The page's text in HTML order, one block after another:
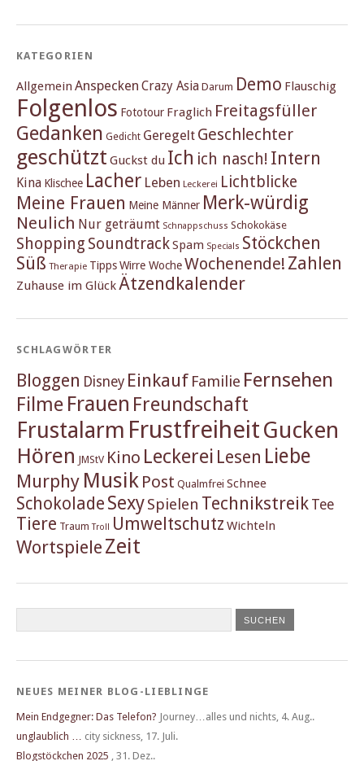
KATEGORIEN
Allgemein Anspecken Crazy Asia Darum Demo Flauschig
Folgenlos Fototour Fraglich Freitagsfüller
Gedanken Gedicht Geregelt Geschlechter
geschützt Guckst du Ich ich nasch! Intern
Kina Klischee Lacher Leben Leckerei Lichtblicke
Meine Frauen Meine Männer Merk-würdig
Neulich Nur geträumt Schnappschuss Schokokäse
Shopping SoundtrackSpam Specials Stöckchen
Süß Therapie TippsWirre WocheWochenende! Zahlen
Zuhause im Glück Ätzendkalender
SCHLAGWÖRTER
Bloggen Disney Einkauf Familie Fernsehen
Filme Frauen Freundschaft
Frustalarm FrustfreiheitGucken
Hören JMStV Kino Leckerei Lesen Liebe
Murphy Musik Post Qualmfrei Schnee
Schokolade SexySpielen Technikstreik Tee
Tiere Traum Troll Umweltschutz Wichteln
Wortspiele Zeit
NEUES MEINER BLOG-LIEBLINGE
Mein Endgegner: Das Telefon? Journey…alles und nichts 4. Aug..
unglaublich …
city sickness 17. Juli.
Blogstöckchen 2025
31. Dez..